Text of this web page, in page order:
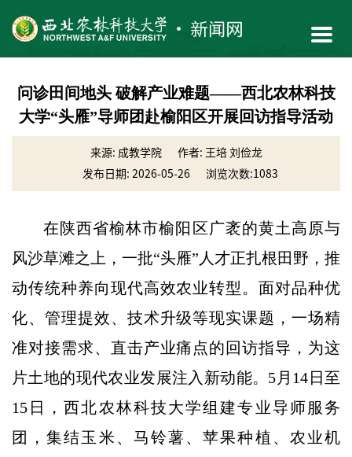
问诊田间地头 破解产业难题——西北农林科技
大学“头雁”导师团赴榆阳区开展回访指导活动
来源: 成教学院
作者: 王培 刘俭龙
发布日期: 2026-05-26
浏览次数:1083
在陕西省榆林市榆阳区广袤的黄土高原与
风沙草滩之上，一批“头雁”人才正扎根田野，推
动传统种养向现代高效农业转型。面对品种优
化、管理提效、技术升级等现实课题，一场精
准对接需求、直击产业痛点的回访指导，为这
片土地的现代农业发展注入新动能。5月14日至
15日，西北农林科技大学组建专业导师服务
团，集结玉米、马铃薯、苹果种植、农业机